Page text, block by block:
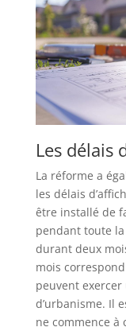
Les délais
La réforme a
les délais
être installé de
pendant toute
durant deux
mois
peuvent
d’urbanisme. Il
ne commence